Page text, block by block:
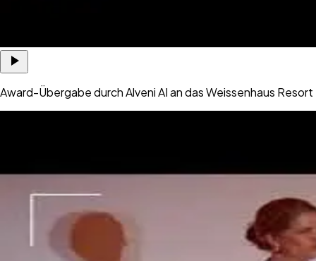
Award-Übergabe durch Alveni AI an das Weissenhaus Resort